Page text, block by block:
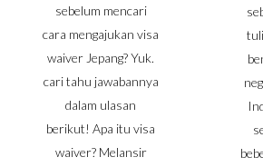
sebelum mencari
cara mengajukan visa
waiver Jepang? Yuk.
cari tahu jawabannya
dalam ulasan
berikut! Apa itu visa
waiver? Melansir